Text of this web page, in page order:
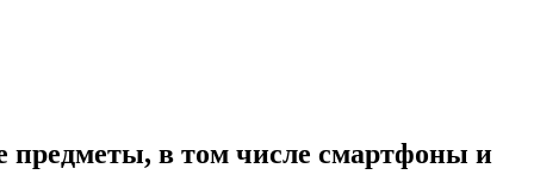
предметы, в том числе смартфоны и